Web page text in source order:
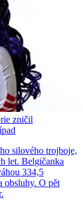
zničil
silového trojboje,
let. Belgičanka
334,5
obsluhy. O pět